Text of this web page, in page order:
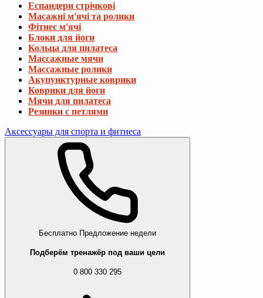
Еспандери стрічкові
Масажні м'ячі та ролики
Фітнес м'ячі
Блоки для йоги
Кольца для пилатеса
Массажные мячи
Массажные ролики
Акупунктурные коврики
Коврики для йоги
Мячи для пилатеса
Резинки с петлями
Аксессуары для спорта и фитнеса
Бесплатно Предложение недели
Подберём тренажёр под ваши цели
0 800 330 295